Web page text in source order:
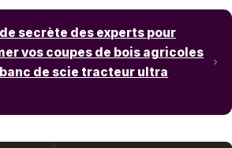
secrète des experts pour
vos coupes de bois agricoles
de scie tracteur ultra